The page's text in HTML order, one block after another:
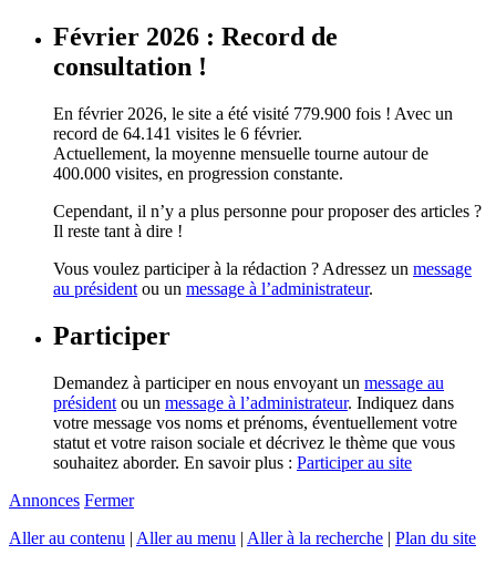
Février 2026 : Record de
consultation !
En février 2026, le site a été visité 779.900 fois ! Avec un
record de 64.141 visites le 6 février.
Actuellement, la moyenne mensuelle tourne autour de
400.000 visites, en progression constante.
Cependant, il n’y a plus personne pour proposer des articles ?
Il reste tant à dire !
Vous voulez participer à la rédaction ? Adressez un message
au président ou un message à l’administrateur.
Participer
Demandez à participer en nous envoyant un message au
président ou un message à l’administrateur. Indiquez dans
votre message vos noms et prénoms, éventuellement votre
statut et votre raison sociale et décrivez le thème que vous
souhaitez aborder. En savoir plus : Participer au site
Annonces Fermer
Aller au contenu | Aller au menu | Aller à la recherche | Plan du site